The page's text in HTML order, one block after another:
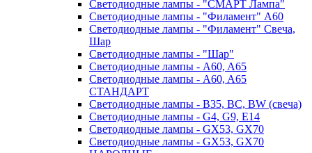
Светодиодные лампы - "СМАРТ Лампа"
Светодиодные лампы - "Филамент" A60
Светодиодные лампы - "Филамент" Свеча,
Шар
Светодиодные лампы - "Шар"
Светодиодные лампы - A60, A65
Светодиодные лампы - A60, A65
СТАНДАРТ
Светодиодные лампы - B35, BC, BW (свеча)
Светодиодные лампы - G4, G9, Е14
Светодиодные лампы - GX53, GX70
Светодиодные лампы - GX53, GX70